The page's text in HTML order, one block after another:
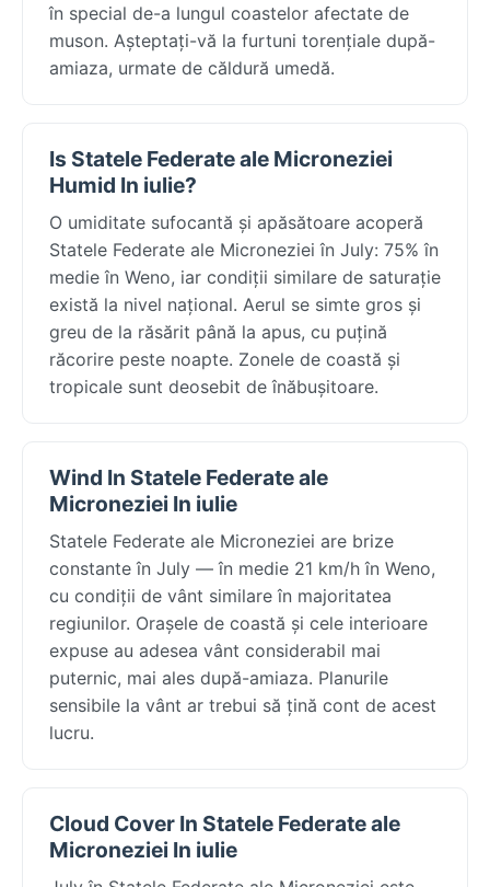
în special de-a lungul coastelor afectate de
muson. Așteptați-vă la furtuni torențiale după-
amiaza, urmate de căldură umedă.
Is Statele Federate ale Microneziei
Humid In iulie?
O umiditate sufocantă și apăsătoare acoperă
Statele Federate ale Microneziei în July: 75% în
medie în Weno, iar condiții similare de saturație
există la nivel național. Aerul se simte gros și
greu de la răsărit până la apus, cu puțină
răcorire peste noapte. Zonele de coastă și
tropicale sunt deosebit de înăbușitoare.
Wind In Statele Federate ale
Microneziei In iulie
Statele Federate ale Microneziei are brize
constante în July — în medie 21 km/h în Weno,
cu condiții de vânt similare în majoritatea
regiunilor. Orașele de coastă și cele interioare
expuse au adesea vânt considerabil mai
puternic, mai ales după-amiaza. Planurile
sensibile la vânt ar trebui să țină cont de acest
lucru.
Cloud Cover In Statele Federate ale
Microneziei In iulie